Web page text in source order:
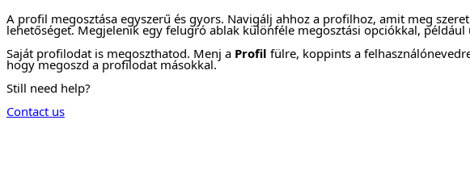
A profil megosztása egyszerű és gyors. Navigálj ahhoz a profilhoz, amit meg
lehetőséget. Megjelenik egy felugró ablak különféle megosztási opciókkal,
Saját profilodat is megoszthatod. Menj a Profil fülre, koppints a
hogy megoszd a profilodat másokkal.
Still need help?
Contact us